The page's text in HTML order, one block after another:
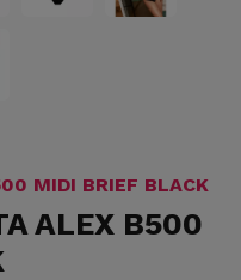
MIDI BRIEF BLACK
ALEX B500